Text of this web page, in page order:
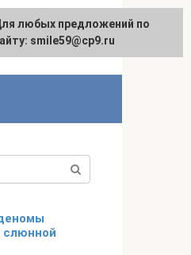
слюнной
любых предложений по
smile59@cp9.ru